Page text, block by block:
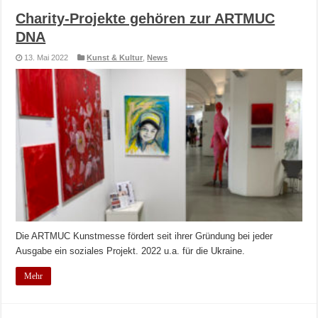
Charity-Projekte gehören zur ARTMUC
DNA
13. Mai 2022 Kunst & Kultur ,News
Die ARTMUC Kunstmesse fördert seit ihrer Gründung bei jeder
Ausgabe ein soziales Projekt. 2022 u.a. für die Ukraine.
Mehr